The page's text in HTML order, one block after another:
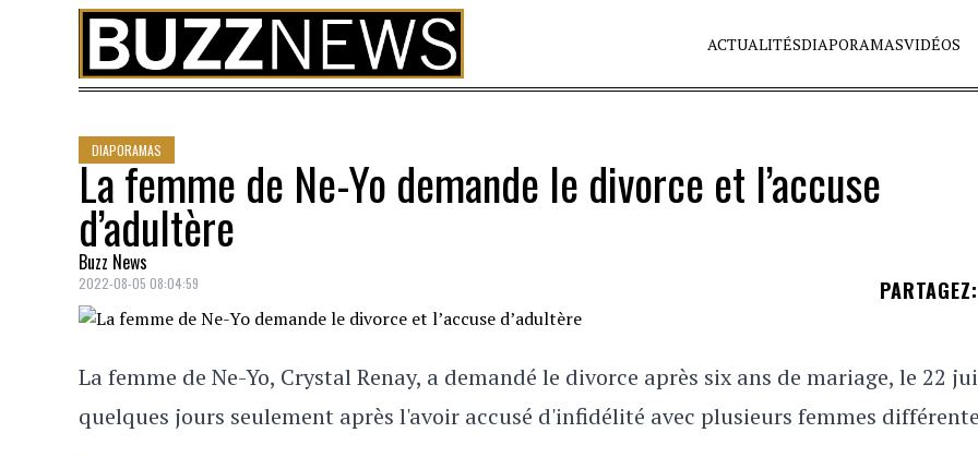
Skip to content
ACTUALITÉSDIAPORAMASVIDÉOS
DIAPORAMAS
La femme de Ne-Yo demande le divorce et l’accuse
d’adultère
Buzz News
2022-08-05 08:04:59 PARTAGEZ:
La femme de Ne-Yo, Crystal Renay, a demandé le divorce après six ans de mariage, le 22
quelques jours seulement après l'avoir accusé d'infidélité avec plusieurs femmes